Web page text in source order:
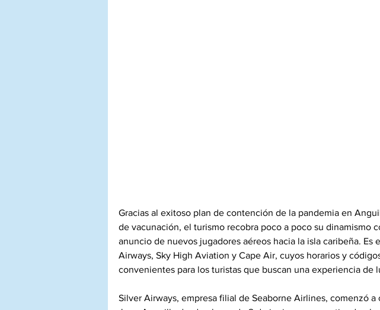
Gracias al exitoso plan de contención de la pandemia en
de vacunación, el turismo recobra poco a poco su dinamismo
anuncio de nuevos jugadores aéreos hacia la isla caribeña. Es
Airways, Sky High Aviation y Cape Air, cuyos horarios y
convenientes para los turistas que buscan una experiencia de
Silver Airways, empresa filial de Seaborne Airlines, comenzó a